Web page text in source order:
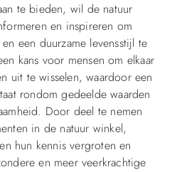
te bieden, wil de natuur
en inspireren om
een duurzame levensstijl te
kans voor mensen om elkaar
uit te wisselen, waardoor een
rondom gedeelde waarden
Door deel te nemen
in de natuur winkel,
hun kennis vergroten en
en meer veerkrachtige